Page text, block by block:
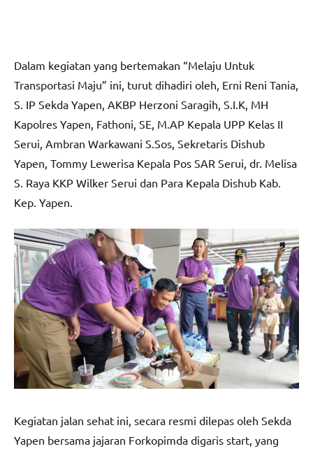
Dalam kegiatan yang bertemakan “Melaju Untuk
Transportasi Maju” ini, turut dihadiri oleh, Erni Reni Tania,
S. IP Sekda Yapen, AKBP Herzoni Saragih, S.I.K, MH
Kapolres Yapen, Fathoni, SE, M.AP Kepala UPP Kelas II
Serui, Ambran Warkawani S.Sos, Sekretaris Dishub
Yapen, Tommy Lewerisa Kepala Pos SAR Serui, dr. Melisa
S. Raya KKP Wilker Serui dan Para Kepala Dishub Kab.
Kep. Yapen.
Kegiatan jalan sehat ini, secara resmi dilepas oleh Sekda
Yapen bersama jajaran Forkopimda digaris start, yang